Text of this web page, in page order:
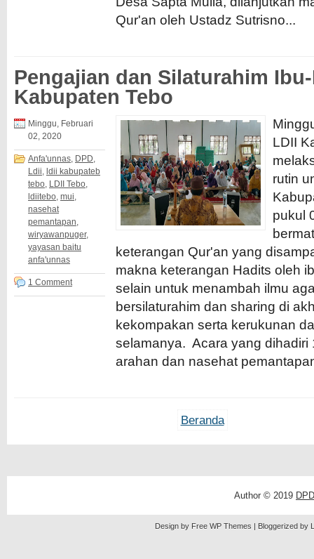
Qur'an oleh Ustadz Sutrisno...
Pengajian dan Silaturahim
Kabupaten Tebo
Minggu, Februari
02, 2020
Anfa'unnas DPD
Ldii ldii kabupateb
tebo LDII Tebo
ldiitebo mui
nasehat
pemantapan
wiryawanpuger,
yayasan baitu
anfa'unnas
1 Comment
LDII
rutin
pukul
keterangan Qur'an yang
makna keterangan Hadits oleh
selain untuk menambah ilmu
bersilaturahim dan sharing di
kekompakan serta kerukunan
selamanya. Acara yang dihadiri
arahan dan nasehat
Beranda
Author © 2019
Design by Free WP Themes | Bloggerized by